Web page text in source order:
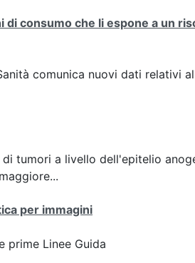
di consumo che li espone a un
comunica nuovi dati relativi
tumori a livello dell'epitelio
per immagini
prime Linee Guida